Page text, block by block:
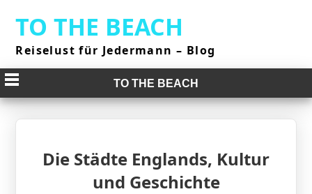
content
TO THE BEACH
Reiselust für Jedermann – Blog
TO THE BEACH
Die Städte Englands, Kultur
und Geschichte